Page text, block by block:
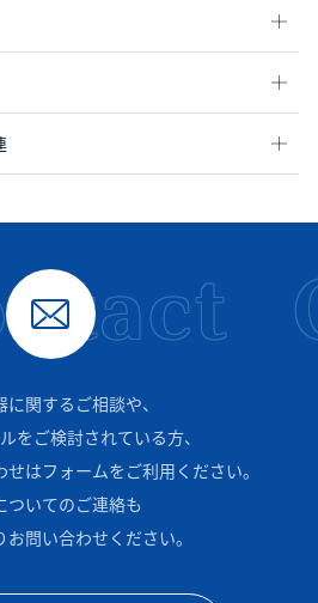
に関するご相談や、
をご検討されている方、
はフォームをご利用ください。
ついてのご連絡も
お問い合わせください。